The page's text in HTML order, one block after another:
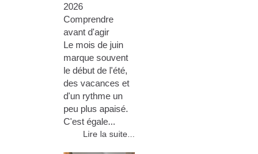
2026
Comprendre
avant d'agir
Le mois de juin
marque souvent
le début de l'été,
des vacances et
d'un rythme un
peu plus apaisé.
C'est égale...
Lire la suite...